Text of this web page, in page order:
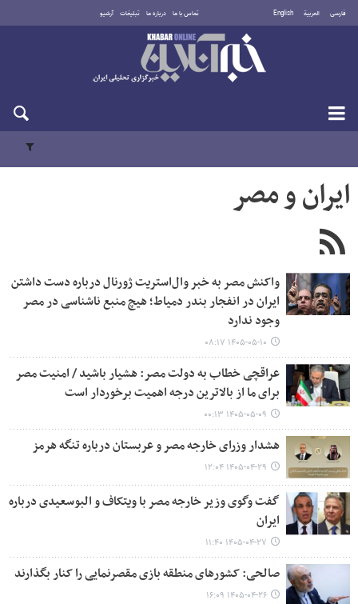
فارسی العربية English تماس با ما درباره ما تبلیغات آرشیو
پنجشنبه ۱۵ مرداد ۱۴۰۵
ایران و مصر
واکنش مصر به خبر وال‌استریت ژورنال درباره دست داشتن
ایران در انفجار بندر دمیاط؛ هیچ منبع ناشناسی در مصر
وجود ندارد
۱۴۰۵-۰۵-۱۰ ۰۸:۱۷
عراقچی خطاب به دولت مصر: هشیار باشید / امنیت مصر
برای ما از بالاترین درجه اهمیت برخوردار است
۱۴۰۵-۰۵-۰۹ ۰۰:۱۳
هشدار وزرای خارجه مصر و عربستان درباره تنگه هرمز
۱۴۰۵-۰۴-۲۹ ۱۲:۰۴
گفت وگوی وزیر خارجه مصر با ویتکاف و البوسعیدی درباره
ایران
۱۴۰۵-۰۴-۲۷ ۱۱:۴۰
صالحی: کشورهای منطقه بازی مقصرنمایی را کنار بگذارند
۱۴۰۵-۰۴-۲۶ ۱۶:۰۹